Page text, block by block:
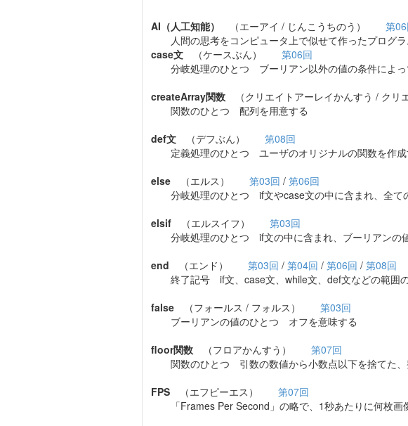
AI（人工知能） （エーアイ / じんこうちのう） 第
人間の思考をコンピュータ上で似せて作ったプログラ
case文 （ケースぶん） 第06回
分岐処理のひとつ ブーリアン以外の値の条件によっ
createArray関数 （クリエイトアーレイかんすう / ク
関数のひとつ 配列を用意する
def文 （デフぶん） 第08回
定義処理のひとつ ユーザのオリジナルの関数を作成
else （エルス） 第03回 / 第06回
分岐処理のひとつ if文やcase文の中に含まれ、全て
elsif （エルスイフ） 第03回
分岐処理のひとつ if文の中に含まれ、ブーリアンの
end （エンド） 第03回 / 第04回 / 第06回 / 第08回
終了記号 if文、case文、while文、def文などの範囲
false （フォールス / フォルス） 第03回
ブーリアンの値のひとつ オフを意味する
floor関数 （フロアかんすう） 第07回
関数のひとつ 引数の数値から小数点以下を捨てた、
FPS （エフピーエス） 第07回
「Frames Per Second」の略で、1秒あたりに何枚画